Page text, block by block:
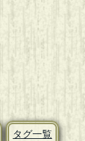
タグ一覧